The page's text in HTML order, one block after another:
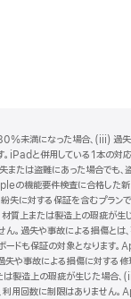
未満になった場合、(iii) 過
。iPadと併用している1本の
は盗難にあった場合でも、
の機能要件検査に合格し
失に対する保証を含むプラン
材質上または製造上の瑕疵が生
。過失や事故による損傷とは
ドも保証の対象となります。
や事故による損傷に対する修
は製造上の瑕疵が生じた場合
用回数に制限はありません